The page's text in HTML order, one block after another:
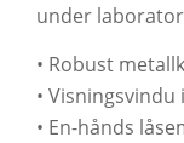
under
• Robust
•
• En-hånds